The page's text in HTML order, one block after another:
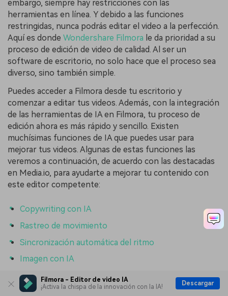
Filmora - Editor de video IA
¡Activa la chispa de la innovación con la IA!
Descargar
embargo, siempre hay restricciones con las
herramientas en línea. Y debido a las funciones
restringidas, nunca podrás editar el video a la perfección.
Aquí es donde Wondershare Filmora le da prioridad a su
proceso de edición de video de calidad. Al ser un
software de escritorio, no solo hace que el proceso sea
diverso, sino también simple.
Puedes acceder a Filmora desde tu escritorio y
comenzar a editar tus videos. Además, con la integración
de las herramientas de IA en Filmora, tu proceso de
edición ahora es más rápido y sencillo. Existen
muchísimas funciones de IA que puedes usar para
mejorar tus videos. Algunas de estas funciones las
veremos a continuación, de acuerdo con las destacadas
en Media.io, para ayudarte a mejorar tu contenido con
este editor competente:
Copywriting con IA
Rastreo de movimiento
Sincronización automática del ritmo
Imagen con IA
Descarga gratuita